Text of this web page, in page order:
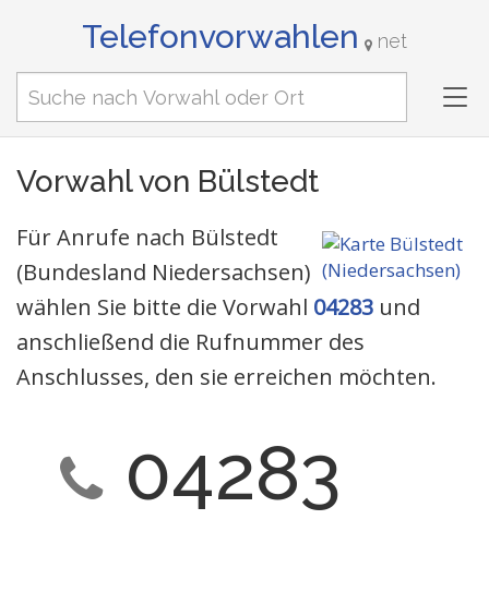
Telefonvorwahlen net
Vorwahl von Bülstedt
Für Anrufe nach Bülstedt
(Bundesland Niedersachsen)
wählen Sie bitte die Vorwahl 04283 und
anschließend die Rufnummer des
Anschlusses, den sie erreichen möchten.
04283